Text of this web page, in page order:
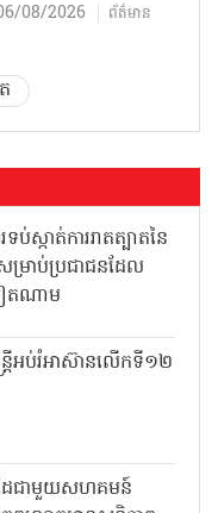
08/2026 ព័ត៌មាន
ប់ស្កាត់ការរាតត្បាតនៃ
រាប់ប្រជាជនដែល
តណាម
ត្រីអប់រំអាស៊ានលើកទី១២
ៃជាមួយសហគមន៍